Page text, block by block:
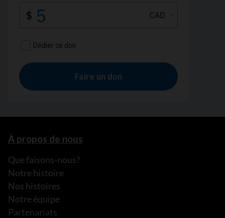
À propos de nous
Que faisons-nous?
Notre histoire
Nos histoires
Notre équipe
Partenariats